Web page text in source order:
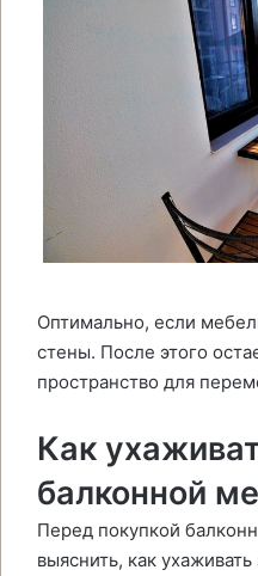
Оптимально, если
стены. После этого
пространство для
Как
балконной
Перед покупкой
выяснить, как